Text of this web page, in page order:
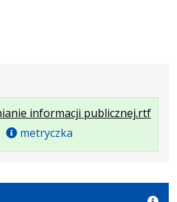
informacji publicznej.rtf..
metryczka